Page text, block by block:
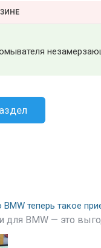
теперь такое
для BMW — это